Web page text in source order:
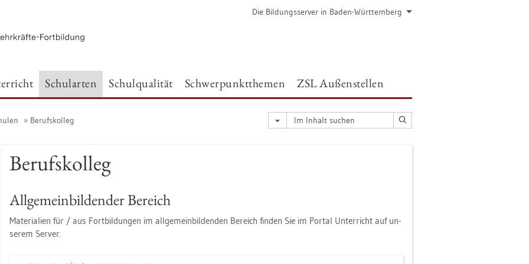
Die Bil­dungs­ser­ver in Baden-Würt­tem­berg
Schul­ar­ten Schul­qua­li­tät Schwer­punkt­the­men ZSL Au­ßen­stel­len
Be­rufs­kol­leg
Be­rufs­kol­leg
All­ge­mein­bil­den­der Be­reich
Ma­te­ria­li­en für / aus Fort­bil­dun­gen im all­ge­mein­bil­den­den Be­reich fin­den Sie im Por­tal Un­ter­richt auf un­
se­rem Ser­ver.